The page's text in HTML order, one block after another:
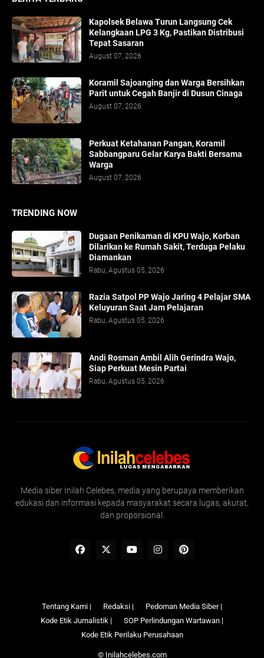
Kapolsek Belawa Turun Langsung Cek
Kelangkaan LPG 3 Kg, Pastikan Distribusi
Tepat Sasaran
August 07, 2026
Koramil Sajoanging dan Warga Bersihkan
Parit untuk Cegah Banjir di Dusun Cinaga
August 07, 2026
Perkuat Ketahanan Pangan, Koramil
Sabbangparu Gelar Karya Bakti Bersama
Warga
August 07, 2026
TRENDING NOW
Dugaan Penikaman di KPU Wajo, Korban
Dilarikan ke Rumah Sakit, Terduga Pelaku
Diamankan
Rabu, Agustus 05, 2026
Razia Satpol PP Wajo Jaring 4 Pelajar SMA
Keluyuran Saat Jam Pelajaran
Rabu, Agustus 05, 2026
Andi Rosman Ambil Alih Gerindra Wajo,
Siap Perkuat Mesin Partai
Rabu, Agustus 05, 2026
Media siber Inilah Celebes, media yang berupaya memberikan
edukasi dan informasi kepada masyarakat secara lugas, akurat,
dan proporsional.
© Inilahcelebes.com
Tentang Kami | Redaksi |
Pedoman Media Siber |
Kode Etik Jurnalistik |
SOP Perlindungan Wartawan |
Kode Etik Perilaku Perusahaan